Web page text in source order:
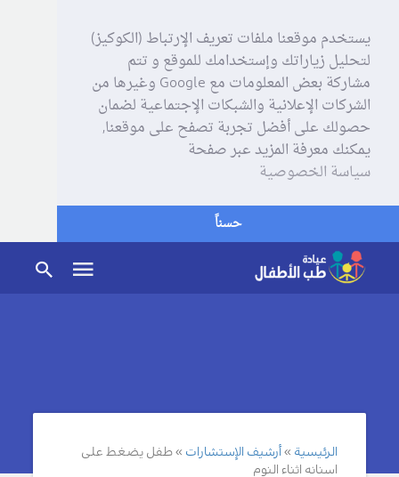
يستخدم موقعنا ملفات تعريف الإرتباط (الكوكيز)
لتحليل زياراتك وإستخدامك للموقع و تتم
مشاركة بعض المعلومات مع Google وغيرها من
الشركات الإعلانية والشبكات الإجتماعية لضمان
حصولك على أفضل تجربة تصفح على موقعنا,
يمكنك معرفة المزيد عبر صفحة
سياسة الخصوصية
حسناً
الرئيسية أرشيف الإستشارات
طفل يضغط على
اسنانه اثناء النوم